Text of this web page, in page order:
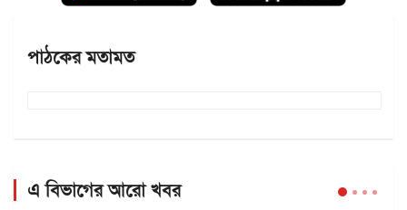
পাঠকের মতামত
এ বিভাগের আরো খবর